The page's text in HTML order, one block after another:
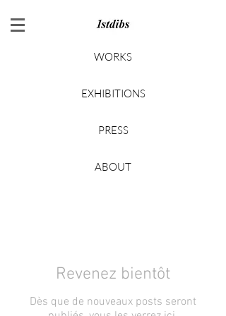
WORKS
EXHIBITIONS
PRESS
ABOUT
Revenez bientôt
Dès que de nouveaux posts seront